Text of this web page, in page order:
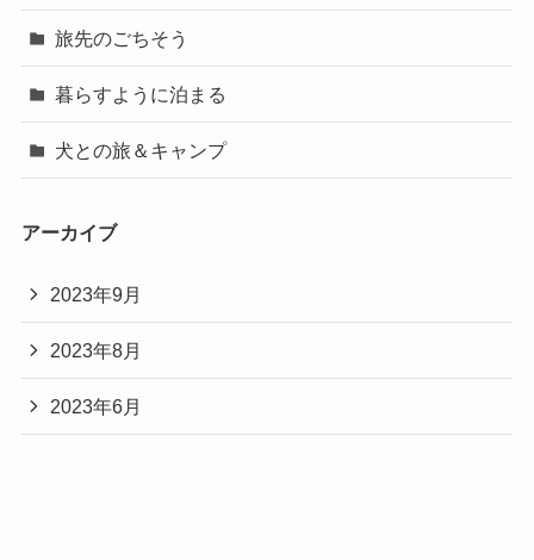
旅先のごちそう
暮らすように泊まる
犬との旅＆キャンプ
アーカイブ
2023年9月
2023年8月
2023年6月